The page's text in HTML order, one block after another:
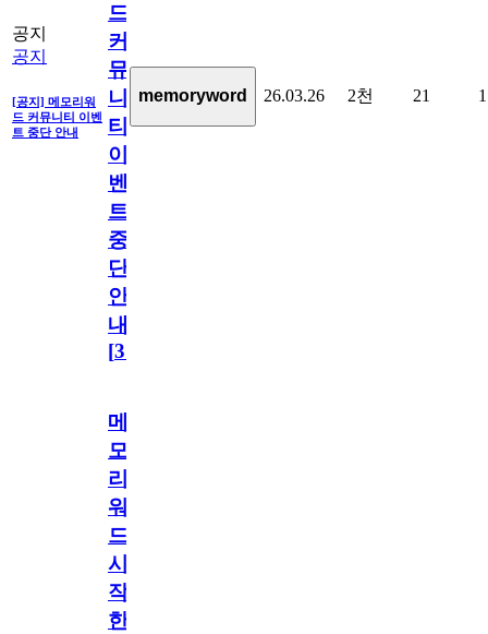
공지
공지
[공지] 메모리워
드 커뮤니티 이벤
트 중단 안내
드
커
뮤
니
티
이
벤
트
중
단
안
내
[31
memoryword 26.03.26 2천 21 1
메
모
리
워
드
시
작
한